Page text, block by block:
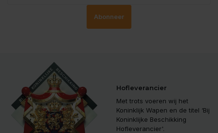
Abonneer
Hofleverancier
Met trots voeren wij het
Koninklijk Wapen en de titel ‘Bij
Koninklijke Beschikking
Hofleverancier'.